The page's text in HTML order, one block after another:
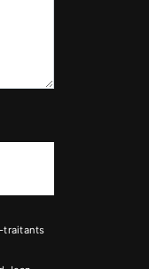
traitants